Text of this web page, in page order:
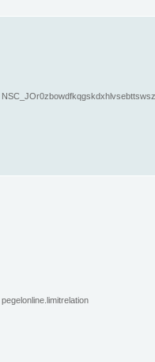
pegelonline.limitrelation